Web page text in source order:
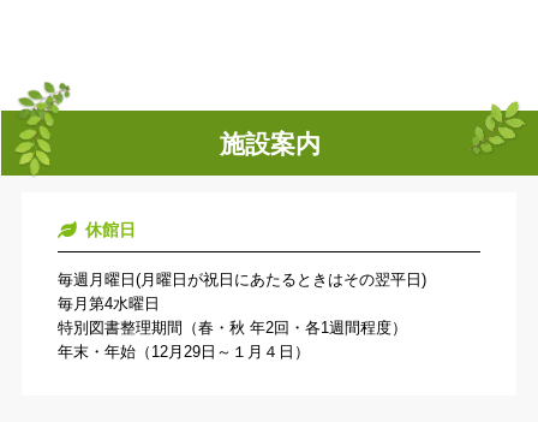
施設案内
休館日
毎週月曜日(月曜日が祝日にあたるときはその翌平日)
毎月第4水曜日
特別図書整理期間（春・秋 年2回・各1週間程度）
年末・年始（12月29日～１月４日）